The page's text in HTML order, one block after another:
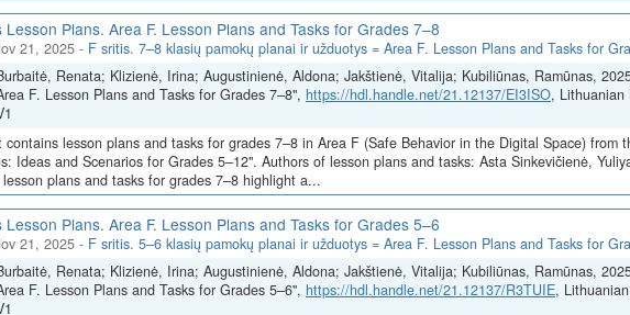
Lesson Plans. Area F. Lesson Plans and Tasks for Grades 7–8
21, 2025 - F sritis. 7–8 klasių pamokų planai ir užduotys = Area F. Lesson Plans and Tasks for
Renata; Klizienė, Irina; Augustinienė, Aldona; Jakštienė, Vitalija; Kubiliūnas, Ramūnas,
F. Lesson Plans and Tasks for Grades 7–8", https://hdl.handle.net/21.12137/EI3ISO, Lithuanian
contains lesson plans and tasks for grades 7–8 in Area F (Safe Behavior in the Digital Space) from
Ideas and Scenarios for Grades 5–12". Authors of lesson plans and tasks: Asta Sinkevičienė,
plans and tasks for grades 7–8 highlight a...
Lesson Plans. Area F. Lesson Plans and Tasks for Grades 5–6
21, 2025 - F sritis. 5–6 klasių pamokų planai ir užduotys = Area F. Lesson Plans and Tasks for
Renata; Klizienė, Irina; Augustinienė, Aldona; Jakštienė, Vitalija; Kubiliūnas, Ramūnas,
F. Lesson Plans and Tasks for Grades 5–6", https://hdl.handle.net/21.12137/R3TUIE,